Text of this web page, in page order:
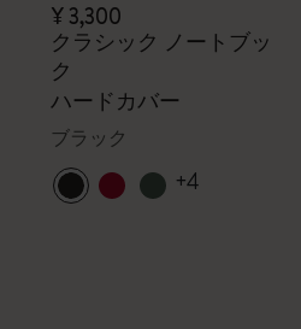
¥ 3,300
クラシック ノートブッ
ク
ハードカバー
ブラック
+4